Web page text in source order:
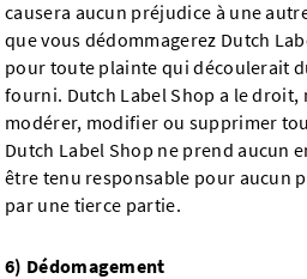
causera aucun préjudice à une
que vous dédommagerez Dutch
pour toute plainte qui découlerait
fourni. Dutch Label Shop a le
modérer, modifier ou supprimer
Dutch Label Shop ne prend aucun
être tenu responsable pour aucun
par une tierce partie.
6) Dédomagement